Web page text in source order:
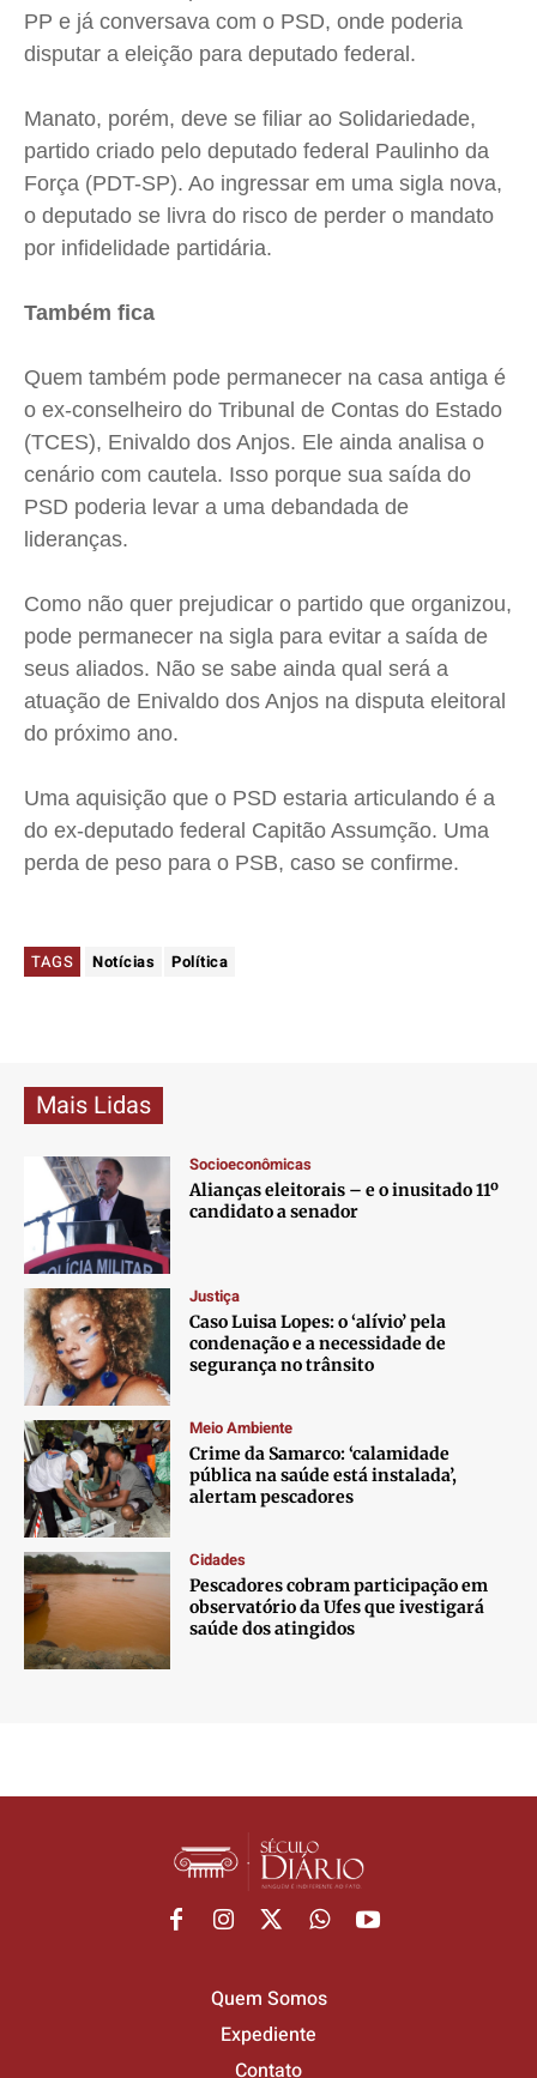
Privacidade
Privacidade
Privacidade
Privacidade
PP e já conversava com o PSD, onde poderia
disputar a eleição para deputado federal.
Manato, porém, deve se filiar ao Solidariedade,
partido criado pelo deputado federal Paulinho da
Força (PDT-SP). Ao ingressar em uma sigla nova,
o deputado se livra do risco de perder o mandato
por infidelidade partidária.
Também fica
Quem também pode permanecer na casa antiga é
o ex-conselheiro do Tribunal de Contas do Estado
(TCES), Enivaldo dos Anjos. Ele ainda analisa o
cenário com cautela. Isso porque sua saída do
PSD poderia levar a uma debandada de
lideranças.
Como não quer prejudicar o partido que organizou,
pode permanecer na sigla para evitar a saída de
seus aliados. Não se sabe ainda qual será a
atuação de Enivaldo dos Anjos na disputa eleitoral
do próximo ano.
Uma aquisição que o PSD estaria articulando é a
do ex-deputado federal Capitão Assumção. Uma
perda de peso para o PSB, caso se confirme.
TAGS Notícias Política
Mais Lidas
Socioeconômicas
Alianças eleitorais – e o inusitado 11º
candidato a senador
Justiça
Caso Luisa Lopes: o ‘alívio’ pela
condenação e a necessidade de
segurança no trânsito
Meio Ambiente
Crime da Samarco: ‘calamidade
pública na saúde está instalada’,
alertam pescadores
Cidades
Pescadores cobram participação em
observatório da Ufes que ivestigará
saúde dos atingidos
Quem Somos
Expediente
Contato